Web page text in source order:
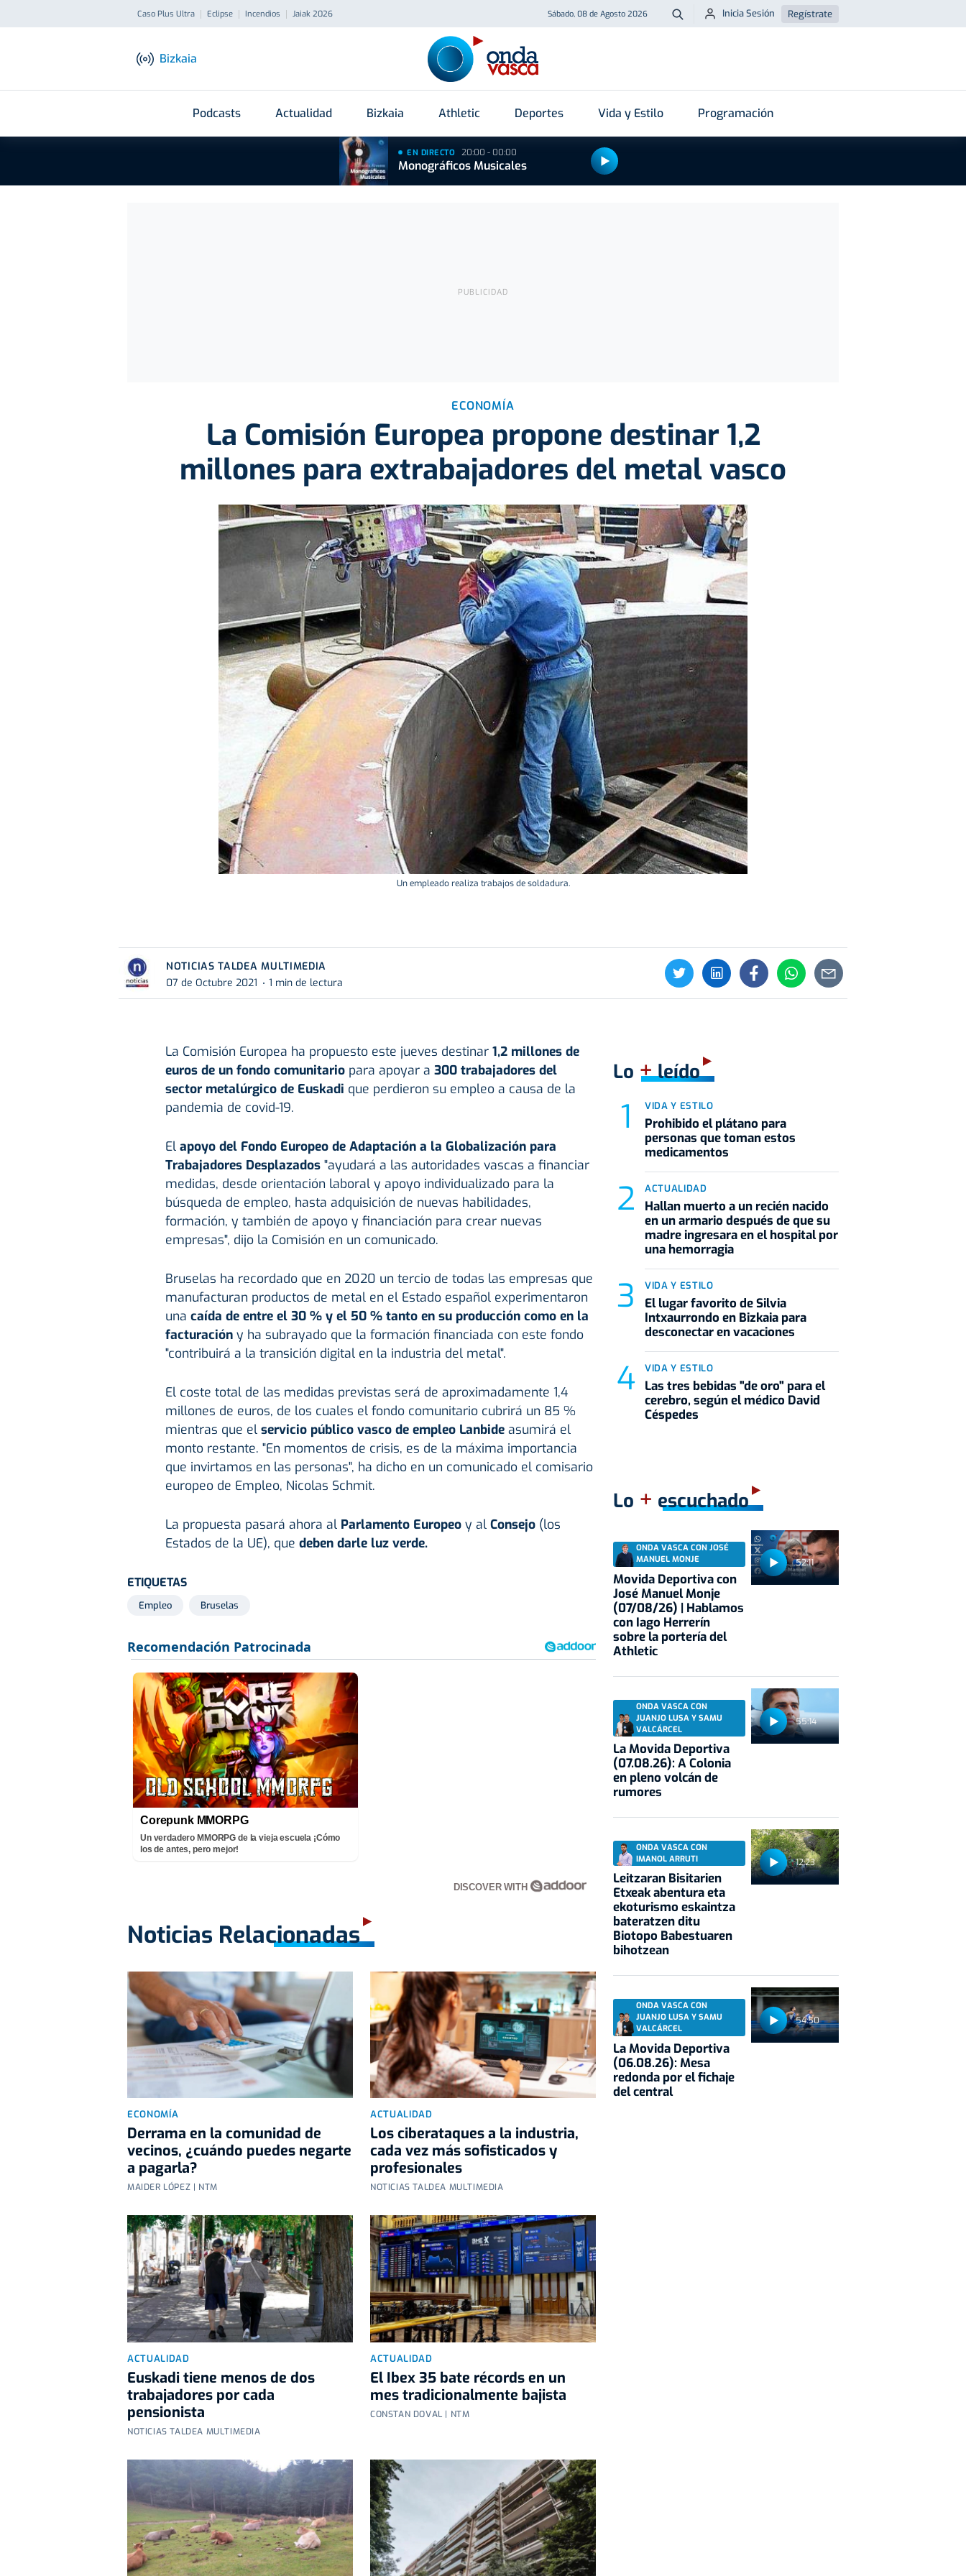
Caso Plus Ultra Eclipse Incendios Jaiak 2026 Sábado, 08 de Agosto 2026 Buscar
Inicia Sesión Regístrate
Bizkaia
Podcasts Actualidad Bizkaia Athletic Deportes Vida y Estilo Programación
EN DIRECTO 20:00 - 00:00
Monográficos Musicales
ECONOMÍA
La Comisión Europea propone destinar 1,2
millones para extrabajadores del metal vasco
Un empleado realiza trabajos de soldadura.
NOTICIAS TALDEA MULTIMEDIA
07 de Octubre 2021
1 min de lectura
La Comisión Europea ha propuesto este jueves destinar 1,2 millones de
euros de un fondo comunitario para apoyar a 300 trabajadores del
sector metalúrgico de Euskadi que perdieron su empleo a causa de la
pandemia de covid-19.
El apoyo del Fondo Europeo de Adaptación a la Globalización para
Trabajadores Desplazados"ayudará a las autoridades vascas a financiar
medidas, desde orientación laboral y apoyo individualizado para la
búsqueda de empleo, hasta adquisición de nuevas habilidades,
formación, y también de apoyo y financiación para crear nuevas
empresas", dijo la Comisión en un comunicado.
Bruselas ha recordado que en 2020 un tercio de todas las empresas que
manufacturan productos de metal en el Estado español experimentaron
una caída de entre el 30 % y el 50 % tanto en su producción como en la
facturacióny ha subrayado que la formación financiada con este fondo
"contribuirá a la transición digital en la industria del metal".
El coste total de las medidas previstas será de aproximadamente 1,4
millones de euros, de los cuales el fondo comunitario cubrirá un 85 %
mientras que el servicio público vasco de empleo Lanbideasumirá el
monto restante. "En momentos de crisis, es de la máxima importancia
que invirtamos en las personas", ha dicho en un comunicado el comisario
europeo de Empleo, Nicolas Schmit.
La propuesta pasará ahora al Parlamento Europeoy al Consejo(los
Estados de la UE), que deben darle luz verde.
ETIQUETAS
Empleo Bruselas
Corepunk MMORPG
Un verdadero MMORPG de la vieja escuela ¡Cómo
los de antes, pero mejor!
DISCOVER WITH
Noticias Relacionadas
ECONOMÍA
Derrama en la comunidad de
vecinos, ¿cuándo puedes negarte
a pagarla?
MAIDER LÓPEZ | NTM
ACTUALIDAD
Los ciberataques a la industria,
cada vez más sofisticados y
profesionales
NOTICIAS TALDEA MULTIMEDIA
ACTUALIDAD
Euskadi tiene menos de dos
trabajadores por cada
pensionista
NOTICIAS TALDEA MULTIMEDIA
ACTUALIDAD
El Ibex 35 bate récords en un
mes tradicionalmente bajista
CONSTAN DOVAL | NTM
Lo +leído
VIDA Y ESTILO
Prohibido el plátano para
personas que toman estos
medicamentos
ACTUALIDAD
Hallan muerto a un recién nacido
en un armario después de que su
madre ingresara en el hospital por
una hemorragia
VIDA Y ESTILO
El lugar favorito de Silvia
Intxaurrondo en Bizkaia para
desconectar en vacaciones
VIDA Y ESTILO
Las tres bebidas "de oro" para el
cerebro, según el médico David
Céspedes
Lo + escuchado
52:11
ONDA VASCA CON JOSÉ
MANUEL MONJE
Movida Deportiva con
José Manuel Monje
(07/08/26) | Hablamos
con Iago Herrerín
sobre la portería del
Athletic
55:14
ONDA VASCA CON
JUANJO LUSA Y SAMU
VALCÁRCEL
La Movida Deportiva
(07.08.26): A Colonia
en pleno volcán de
rumores
12:23
ONDA VASCA CON
IMANOL ARRUTI
Leitzaran Bisitarien
Etxeak abentura eta
ekoturismo eskaintza
bateratzen ditu
Biotopo Babestuaren
bihotzean
54:50
ONDA VASCA CON
JUANJO LUSA Y SAMU
VALCÁRCEL
La Movida Deportiva
(06.08.26): Mesa
redonda por el fichaje
del central